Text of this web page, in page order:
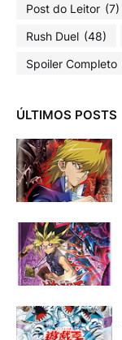
Post do Leitor (7)
Rush Duel (48)
Spoiler Completo
ÚLTIMOS POSTS